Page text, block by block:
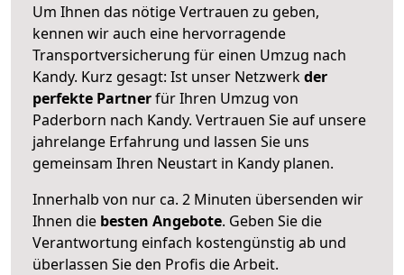
Um Ihnen das nötige Vertrauen zu geben,
kennen wir auch eine hervorragende
Transportversicherung für einen Umzug nach
Kandy. Kurz gesagt: Ist unser Netzwerkder
perfekte Partnerfür Ihren Umzug von
Paderborn nach Kandy. Vertrauen Sie auf unsere
jahrelange Erfahrung und lassen Sie uns
gemeinsam Ihren Neustart in Kandy planen.
Innerhalb von nur ca. 2 Minuten übersenden wir
Ihnen die besten Angebote. Geben Sie die
Verantwortung einfach kostengünstig ab und
überlassen Sie den Profis die Arbeit.